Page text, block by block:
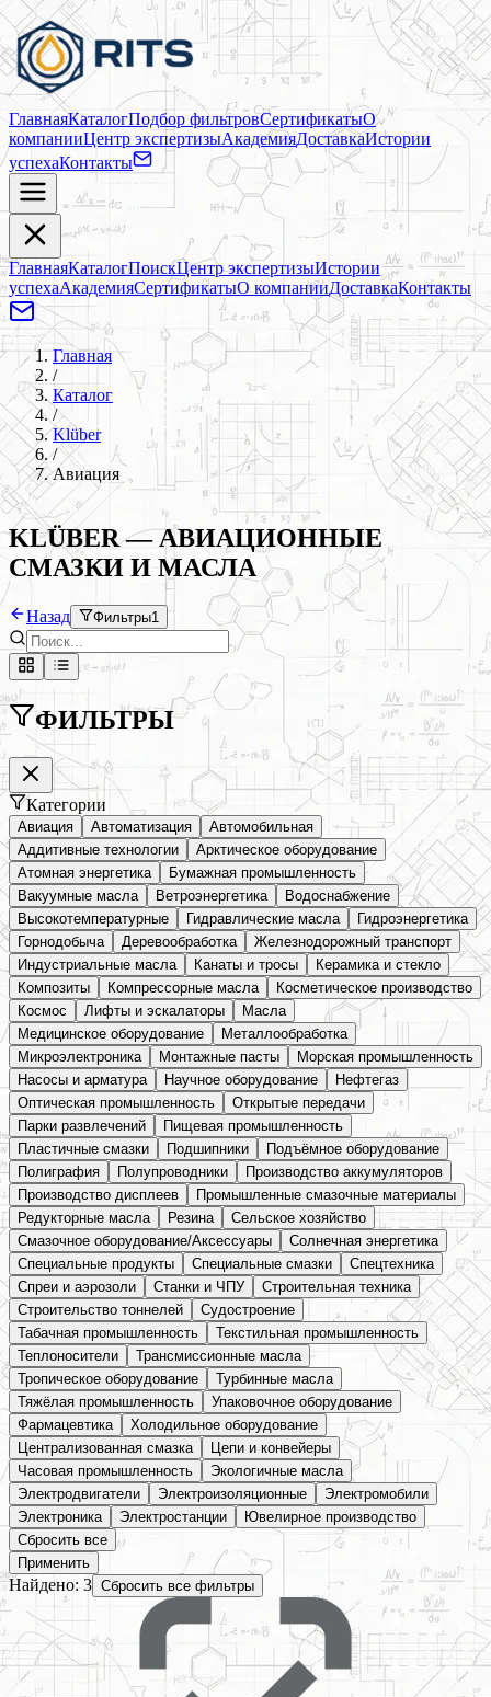
ГлавнаяКаталогПодбор фильтровСертификатыО
компанииЦентр экспертизыАкадемияДоставкаИстории
успехаКонтакты
ГлавнаяКаталогПоискЦентр экспертизыИстории
успехаАкадемияСертификатыО компанииДоставкаКонтакты
Главная
/
Каталог
/
Klüber
/
Авиация
KLÜBER — АВИАЦИОННЫЕ
СМАЗКИ И МАСЛА
Назад Фильтры1
ФИЛЬТРЫ
Категории
Авиация Автоматизация
Автомобильная
Аддитивные технологии
Арктическое оборудование
Атомная энергетика
Бумажная промышленность
Вакуумные масла
Ветроэнергетика
Водоснабжение
Высокотемпературные
Гидравлические масла
Гидроэнергетика
Горнодобыча
Деревообработка
Железнодорожный транспорт
Индустриальные масла
Канаты и тросы
Керамика и стекло
Композиты
Компрессорные масла
Косметическое производство
Космос
Лифты и эскалаторы
Масла
Медицинское оборудование
Металлообработка
Микроэлектроника
Монтажные пасты
Морская промышленность
Насосы и арматура
Научное оборудование
Нефтегаз
Оптическая промышленность
Открытые передачи
Парки развлечений
Пищевая промышленность
Пластичные смазки
Подшипники
Подъёмное оборудование
Полиграфия
Полупроводники
Производство аккумуляторов
Производство дисплеев
Промышленные смазочные материалы
Редукторные масла
Резина
Сельское хозяйство
Смазочное оборудование/Аксессуары
Солнечная энергетика
Специальные продукты
Специальные смазки
Спецтехника
Спреи и аэрозоли
Станки и ЧПУ
Строительная техника
Строительство тоннелей
Судостроение
Табачная промышленность
Текстильная промышленность
Теплоносители
Трансмиссионные масла
Тропическое оборудование
Турбинные масла
Тяжёлая промышленность
Упаковочное оборудование
Фармацевтика
Холодильное оборудование
Централизованная смазка
Цепи и конвейеры
Часовая промышленность
Экологичные масла
Электродвигатели
Электроизоляционные
Электромобили
Электроника
Электростанции
Ювелирное производство
Сбросить все
Применить
Найдено: 3 Сбросить все фильтры